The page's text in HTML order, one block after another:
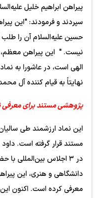
پیراهن ابراهیم خلیل
سپردند و فرمودند: "این
حسین علیه‌السلام آن را
نیست. " این پیراهن معظم،
الهی است، در عاشورا به
نهایتاً به قیام کننده آل
پژوهشی مستند برای معرفی
این نماد ارزشمند طی
مستند قرار گرفته است.
در ٣ اجلاس‌ بین‌المللی
دانشگاهی و هنری، این
معرفی کرده است. اکنون